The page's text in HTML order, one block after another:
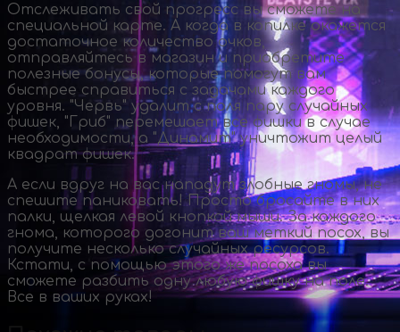
Отслеживать свой прогресс вы сможете на
специальной карте. А когда в копилке окажется
достаточное количество очков,
отправляйтесь в магазин и приобретите
полезные бонусы, которые помогут вам
быстрее справиться с задачами каждого
уровня. "Червь" удалит с поля пару случайных
фишек, "Гриб" перемешает все фишки в случае
необходимости, а "Динамит" уничтожит целый
квадрат фишек.
А если вдруг на вас нападут злобные гномы, не
спешите паниковать! Просто бросайте в них
палки, щелкая левой кнопкой мыши. За каждого
гнома, которого догонит ваш меткий посох, вы
получите несколько случайных ресурсов.
Кстати, с помощью этого же посоха вы
сможете разбить одну любую фишку на поле.
Все в ваших руках!